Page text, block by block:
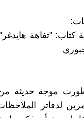
كتاب: "تفاهة
موجة حديثة من
لدفاتر